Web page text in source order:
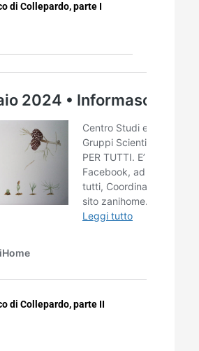
di Collepardo, parte I
di Collepardo, parte II